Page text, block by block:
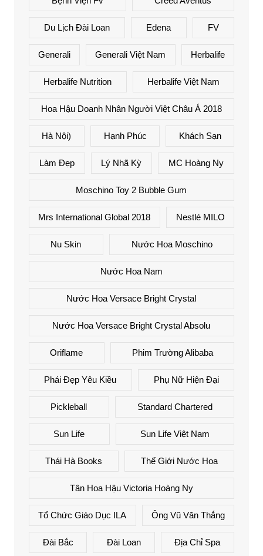
Du Lịch Đài Loan Edena FV
Generali Generali Việt Nam Herbalife
Herbalife Nutrition Herbalife Việt Nam
Hoa Hậu Doanh Nhân Người Việt Châu Á 2018
Hà Nội) Hạnh Phúc Khách Sạn
Làm Đẹp Lý Nhã Kỳ MC Hoàng Ny
Moschino Toy 2 Bubble Gum
Mrs International Global 2018 Nestlé MILO
Nu Skin Nước Hoa Moschino
Nước Hoa Nam
Nước Hoa Versace Bright Crystal
Nước Hoa Versace Bright Crystal Absolu
Oriflame Phim Trường Alibaba
Phái Đẹp Yêu Kiều Phụ Nữ Hiện Đại
Pickleball Standard Chartered
Sun Life Sun Life Việt Nam
Thái Hà Books Thế Giới Nước Hoa
Tân Hoa Hậu Victoria Hoàng Ny
Tổ Chức Giáo Dục ILA Ông Vũ Văn Thắng
Đài Bắc Đài Loan Địa Chỉ Spa